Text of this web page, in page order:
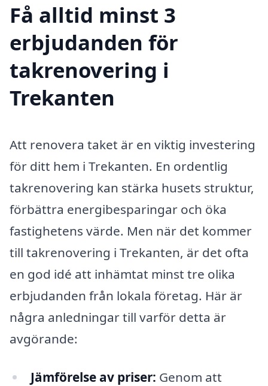
Få alltid minst 3
erbjudanden för
takrenovering i
Trekanten
Att renovera taket är en viktig investering
för ditt hem i Trekanten. En ordentlig
takrenovering kan stärka husets struktur,
förbättra energibesparingar och öka
fastighetens värde. Men när det kommer
till takrenovering i Trekanten, är det ofta
en god idé att inhämtat minst tre olika
erbjudanden från lokala företag. Här är
några anledningar till varför detta är
avgörande:
Jämförelse av priser: Genom att